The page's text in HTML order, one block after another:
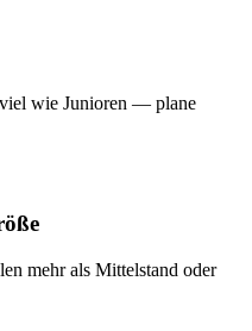
viel wie Junioren — plane
mehr als Mittelstand oder